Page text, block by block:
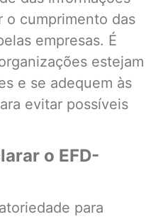
o cumprimento das
empresas. É
estejam
e se adequem às
evitar possíveis
o EFD-
para